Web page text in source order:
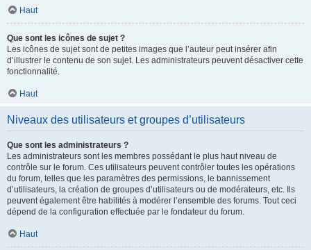
Haut
Que sont les icônes de sujet ?
Les icônes de sujet sont de petites images que l’auteur peut insérer afin
d’illustrer le contenu de son sujet. Les administrateurs peuvent désactiver cette
fonctionnalité.
Haut
Niveaux des utilisateurs et groupes d’utilisateurs
Que sont les administrateurs ?
Les administrateurs sont les membres possédant le plus haut niveau de
contrôle sur le forum. Ces utilisateurs peuvent contrôler toutes les opérations
du forum, telles que les paramètres des permissions, le bannissement
d’utilisateurs, la création de groupes d’utilisateurs ou de modérateurs, etc. Ils
peuvent également être habilités à modérer l’ensemble des forums. Tout ceci
dépend de la configuration effectuée par le fondateur du forum.
Haut